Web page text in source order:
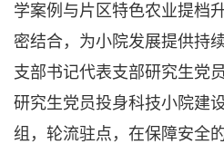
学案例与片区特色农业提档
密结合，为小院发展提供持
支部书记代表支部研究生党
研究生党员投身科技小院建
组，轮流驻点，在保障安全